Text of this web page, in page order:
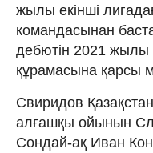
жылы екінші
командасынан
дебютін 2021
құрамасына қарсы
Свиридов
алғашқы ойынын
Сондай-ақ Иван